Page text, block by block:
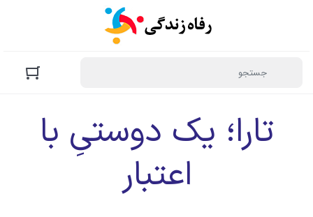
تارا؛ یک دوستیِ با
اعتبار